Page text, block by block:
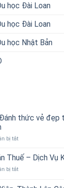
học Đài Loan
học Đài Loan
học Nhật Bản
thức vẻ đẹp
bị tắtở
Beauty
Đánh
Thuế – Dịch Vụ
bị tắtở
Vấn